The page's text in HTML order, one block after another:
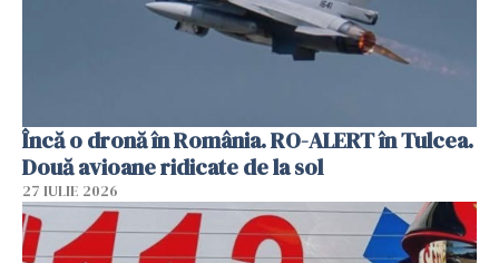
Încă o dronă în România. RO-ALERT în Tulcea.
Două avioane ridicate de la sol
27 IULIE 2026